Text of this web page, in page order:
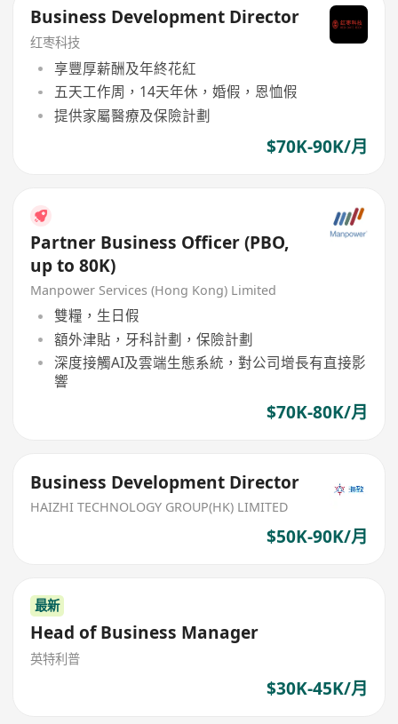
Business Development Director
红枣科技
享豐厚薪酬及年終花紅
五天工作周，14天年休，婚假，恩恤假
提供家屬醫療及保險計劃
$70K-90K/月
Partner Business Officer (PBO,
up to 80K)
Manpower Services (Hong Kong) Limited
雙糧，生日假
額外津貼，牙科計劃，保險計劃
深度接觸AI及雲端生態系統，對公司增長有直接影
響
$70K-80K/月
Business Development Director
HAIZHI TECHNOLOGY GROUP(HK) LIMITED
$50K-90K/月
最新
Head of Business Manager
英特利普
$30K-45K/月